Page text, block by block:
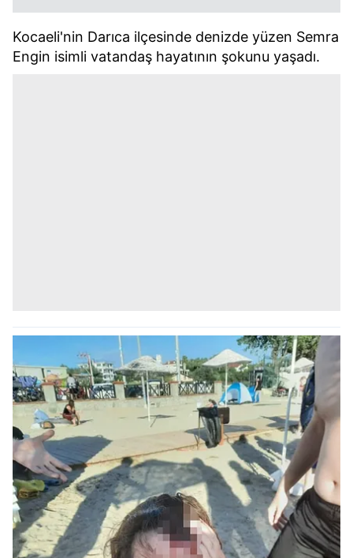
Kocaeli'nin Darıca ilçesinde denizde yüzen Semra
Engin isimli vatandaş hayatının şokunu yaşadı.